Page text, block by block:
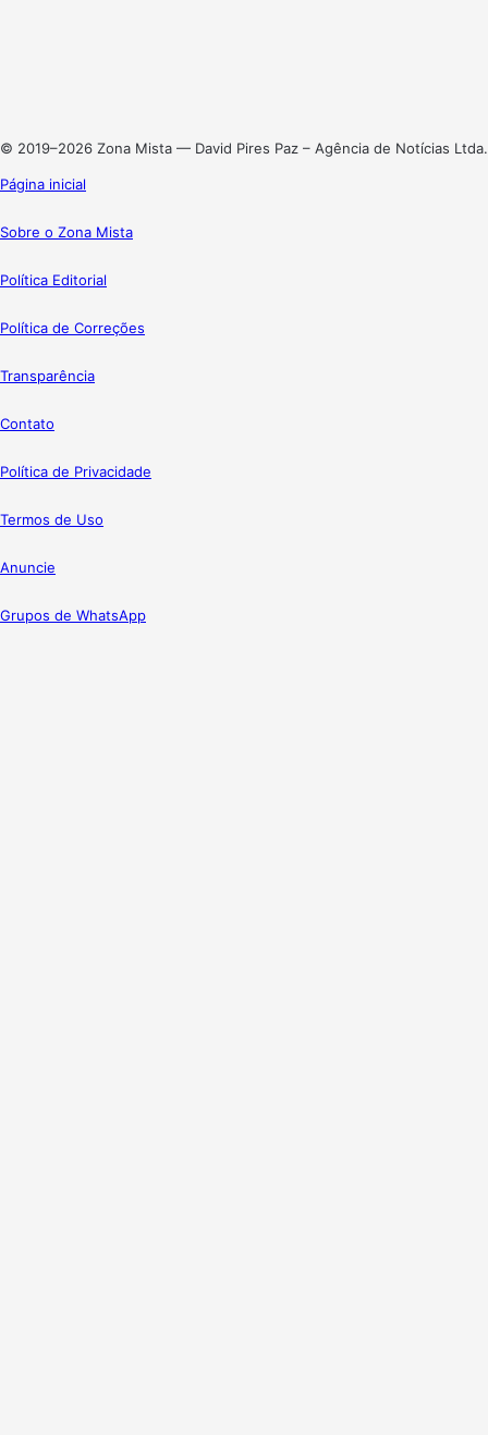
© 2019–2026 Zona Mista — David Pires Paz – Agência de Notícias Ltda.
Página inicial
Sobre o Zona Mista
Política Editorial
Política de Correções
Transparência
Contato
Política de Privacidade
Termos de Uso
Anuncie
Grupos de WhatsApp